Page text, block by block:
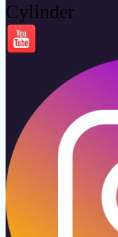
Cylinder